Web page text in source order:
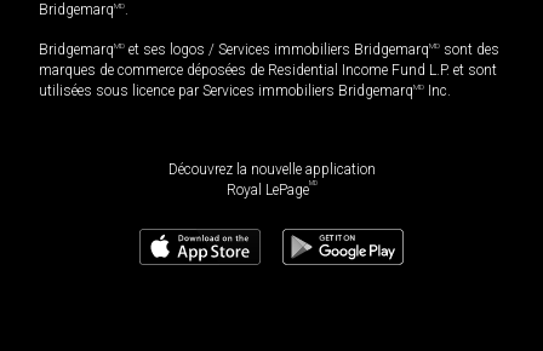
BridgemarqMD.
BridgemarqMD et ses logos / Services immobiliers BridgemarqMD sont des
marques de commerce déposées de Residential Income Fund L.P. et sont
utilisées sous licence par Services immobiliers BridgemarqMD Inc.
Découvrez la nouvelle application
Royal LePageMD